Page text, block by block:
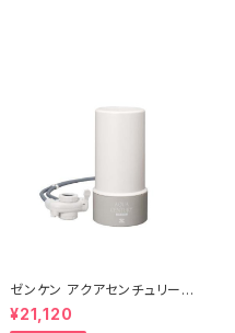
ゼンケン アクアセンチュリース
マート MFH-S75
¥21,120